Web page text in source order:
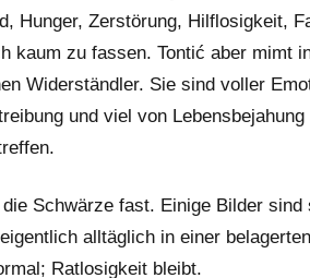
Hunger, Zerstörung, Hilflosigkeit,
kaum zu fassen. Tontić aber mimt
Widerständler. Sie sind voller
und viel von
Schwärze fast. Einige Bilder
alltäglich in einer
Ratlosigkeit bleibt.